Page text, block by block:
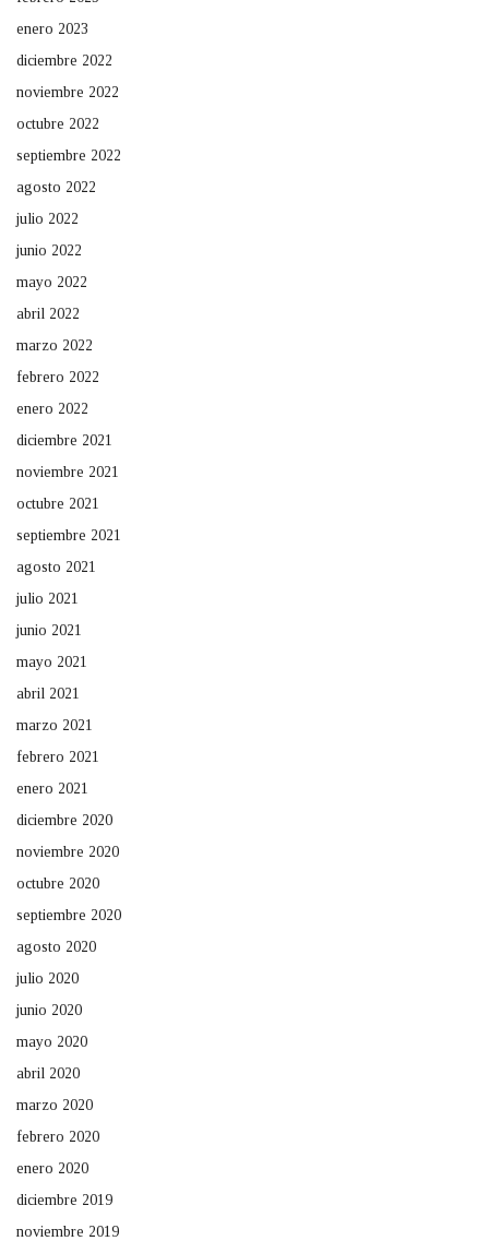
enero 2023
diciembre 2022
noviembre 2022
octubre 2022
septiembre 2022
agosto 2022
julio 2022
junio 2022
mayo 2022
abril 2022
marzo 2022
febrero 2022
enero 2022
diciembre 2021
noviembre 2021
octubre 2021
septiembre 2021
agosto 2021
julio 2021
junio 2021
mayo 2021
abril 2021
marzo 2021
febrero 2021
enero 2021
diciembre 2020
noviembre 2020
octubre 2020
septiembre 2020
agosto 2020
julio 2020
junio 2020
mayo 2020
abril 2020
marzo 2020
febrero 2020
enero 2020
diciembre 2019
noviembre 2019